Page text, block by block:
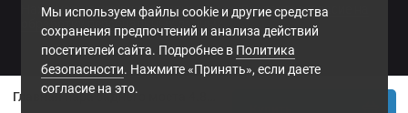
Мы используем файлы cookie и другие средства
сохранения предпочтений и анализа действий
посетителей сайта. Подробнее в Политика
безопасности. Нажмите «Принять», если даете
согласие на это.
Нажимая на кнопку «Подписаться», Вы даетесогласие на
обработку персональных данных.